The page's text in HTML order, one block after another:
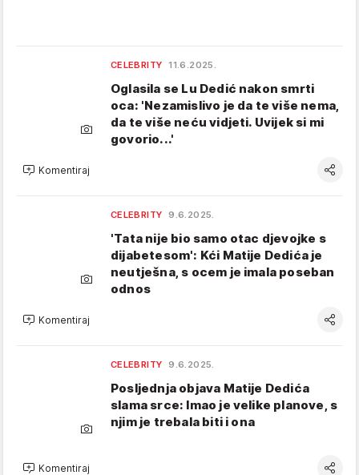
CELEBRITY 11.6.2025.
Oglasila se Lu Dedić nakon smrti
oca: 'Nezamislivo je da te više nema,
da te više neću vidjeti. Uvijek si mi
govorio...'
Komentiraj
CELEBRITY 9.6.2025.
'Tata nije bio samo otac djevojke s
dijabetesom': Kći Matije Dedića je
neutješna, s ocem je imala poseban
odnos
Komentiraj
CELEBRITY 9.6.2025.
Posljednja objava Matije Dedića
slama srce: Imao je velike planove, s
njim je trebala biti i ona
Komentiraj